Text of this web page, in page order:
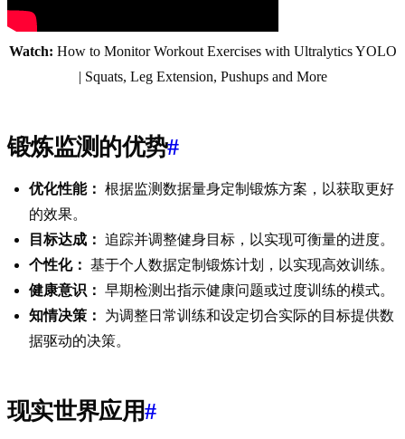
Watch: How to Monitor Workout Exercises with Ultralytics YOLO
| Squats, Leg Extension, Pushups and More
锻炼监测的优势#
优化性能： 根据监测数据量身定制锻炼方案，以获取更好
的效果。
目标达成： 追踪并调整健身目标，以实现可衡量的进度。
个性化： 基于个人数据定制锻炼计划，以实现高效训练。
健康意识： 早期检测出指示健康问题或过度训练的模式。
知情决策：
为调整日常训练和设定切合实际的目标提供数
据驱动的决策。
现实世界应用#